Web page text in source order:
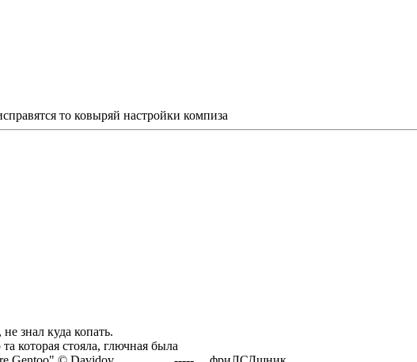
то ковыряй настройки компиза
знал куда копать.
которая стояла, глючная была